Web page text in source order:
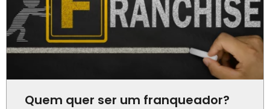
Quem quer ser um franqueador?